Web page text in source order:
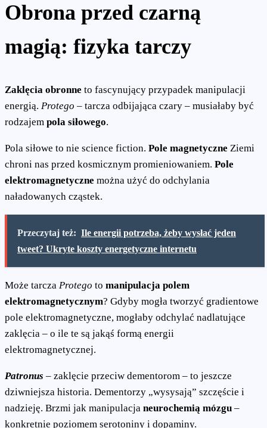
Obrona przed czarną
magią: fizyka tarczy
Zaklęcia obronne to fascynujący przypadek manipulacji
energią. Protego – tarcza odbijająca czary – musiałaby być
rodzajem pola siłowego.
Pola siłowe to nie science fiction. Pole magnetyczne Ziemi
chroni nas przed kosmicznym promieniowaniem. Pole
elektromagnetyczne można użyć do odchylania
naładowanych cząstek.
Przeczytaj też: Ile energii potrzeba, żeby wysłać jeden
tweet? Ukryte koszty energetyczne internetu
Może tarcza Protego to manipulacja polem
elektromagnetycznym? Gdyby mogła tworzyć gradientowe
pole elektromagnetyczne, mogłaby odchylać nadlatujące
zaklęcia – o ile te są jakąś formą energii
elektromagnetycznej.
Patronus – zaklęcie przeciw dementorom – to jeszcze
dziwniejsza historia. Dementorzy „wysysają” szczęście i
nadzieję. Brzmi jak manipulacja neurochemią mózgu –
konkretnie poziomem serotoniny i dopaminy.